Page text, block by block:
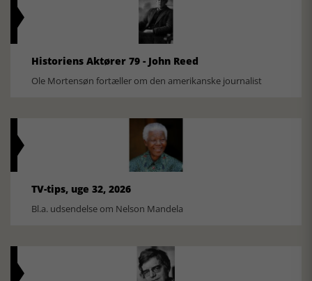
Historiens Aktører 79 - John Reed
Ole Mortensøn fortæller om den amerikanske journalist
TV-tips, uge 32, 2026
Bl.a. udsendelse om Nelson Mandela